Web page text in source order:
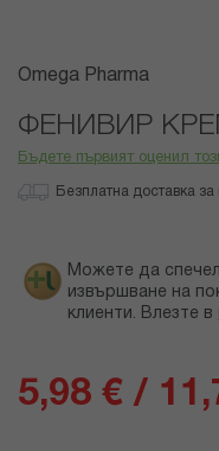
Преминете
началото
Omega Pharma
ФЕНИВИР
Бъдете първият оценил
Безплатна доставка
Можете да
извършване на
клиенти. Влезте в
5,98 € /